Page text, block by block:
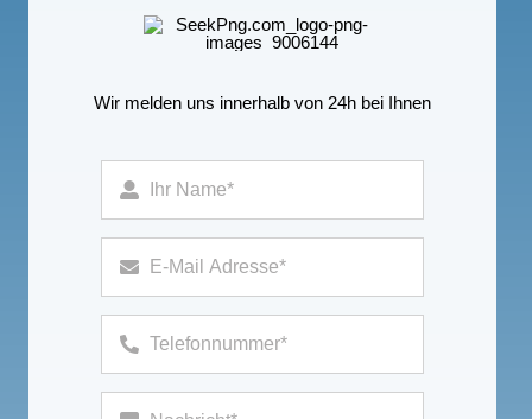
Wir melden uns innerhalb von 24h bei Ihnen